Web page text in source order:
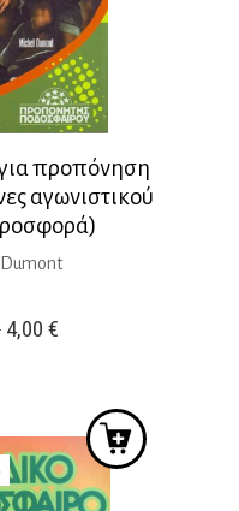
προπόνηση
αγωνιστικού
Original
4,00 €Η
είναι:
4,00 €.